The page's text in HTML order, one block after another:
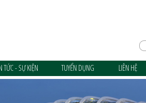
TỨC - SỰ KIỆN TUYỂN DỤNG LIÊN HỆ